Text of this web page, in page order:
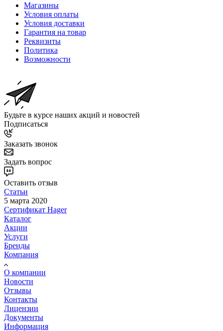
Магазины
Условия оплаты
Условия доставки
Гарантия на товар
Реквизиты
Политика
Возможности
Будьте в курсе наших акций и новостей
Подписаться
Заказать звонок
Задать вопрос
Оставить отзыв
Статьи
5 марта 2020
Сертификат Hager
Каталог
Акции
Услуги
Бренды
Компания
О компании
Новости
Отзывы
Контакты
Лицензии
Документы
Информация